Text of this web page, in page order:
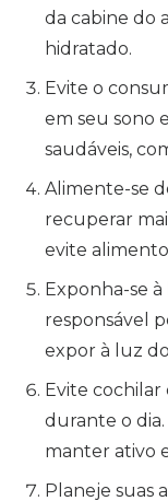
da cabine do
hidratado.
Evite o
em seu sono
saudáveis,
Alimente-se
recuperar
evite
Exponha-se
responsável
expor à luz
Evite
durante o
manter ativo
Planeje suas